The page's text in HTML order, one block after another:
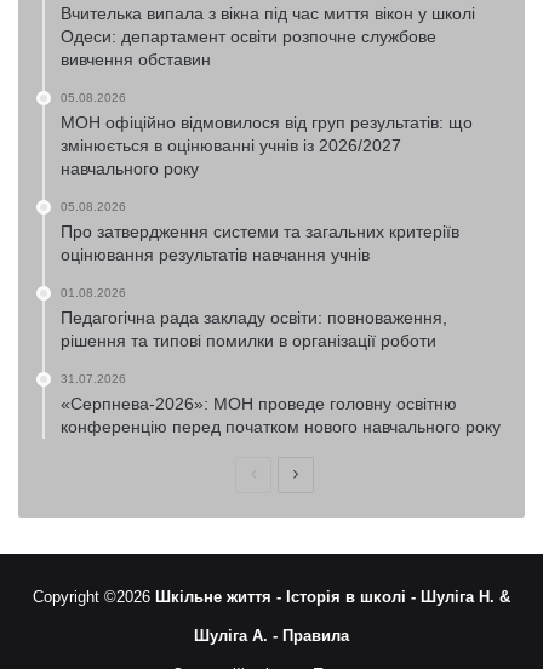
Вчителька випала з вікна під час миття вікон у школі
Одеси: департамент освіти розпочне службове
вивчення обставин
05.08.2026
МОН офіційно відмовилося від груп результатів: що
змінюється в оцінюванні учнів із 2026/2027
навчального року
05.08.2026
Про затвердження системи та загальних критеріїв
оцінювання результатів навчання учнів
01.08.2026
Педагогічна рада закладу освіти: повноваження,
рішення та типові помилки в організації роботи
31.07.2026
«Серпнева-2026»: МОН проведе головну освітню
конференцію перед початком нового навчального року
ПопередняНаступна
Copyright ©2026 Шкільне життя - Історія в школі - Шуліга Н. &
Шуліга А. - Правила